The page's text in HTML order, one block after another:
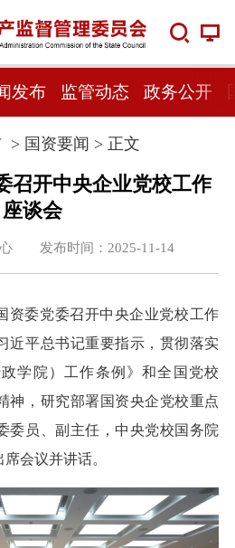
发布 监管动态 政务公开
> 国资要闻 > 正文
召开中央企业党校工作
座谈会
心 发布时间：2025-11-14
资委党委召开中央企业党校工作
近平总书记重要指示，贯彻落实
学院）工作条例》和全国党校
神，研究部署国资央企党校重点
委员、副主任，中央党校国务院
会议并讲话。